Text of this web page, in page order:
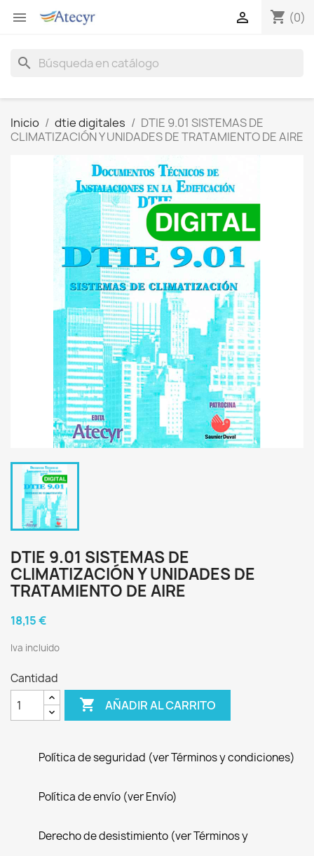
 shopping_cart (0)

search
Inicio dtie digitales
DTIE 9.01 SISTEMAS DE
CLIMATIZACIÓN Y UNIDADES DE TRATAMIENTO DE AIRE
DTIE 9.01 SISTEMAS DE
CLIMATIZACIÓN Y UNIDADES DE
TRATAMIENTO DE AIRE
18,15 €
Iva incluido
Cantidad
 AÑADIR AL CARRITO
Política de seguridad (ver Términos y condiciones)
Política de envío (ver Envío)
Derecho de desistimiento (ver Términos y